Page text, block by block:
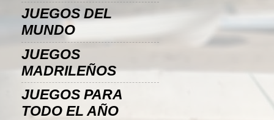
JUEGOS DEL
MUNDO
JUEGOS
MADRILEÑOS
JUEGOS PARA
TODO EL AÑO